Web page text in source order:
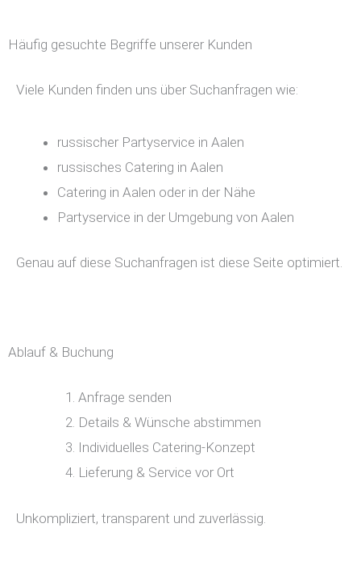
Häufig gesuchte Begriffe unserer Kunden
Viele Kunden finden uns über Suchanfragen wie:
russischer Partyservice in Aalen
russisches Catering in Aalen
Catering in Aalen oder in der Nähe
Partyservice in der Umgebung von Aalen
Genau auf diese Suchanfragen ist diese Seite optimiert.
Ablauf & Buchung
Anfrage senden
Details & Wünsche abstimmen
Individuelles Catering-Konzept
Lieferung & Service vor Ort
Unkompliziert, transparent und zuverlässig.